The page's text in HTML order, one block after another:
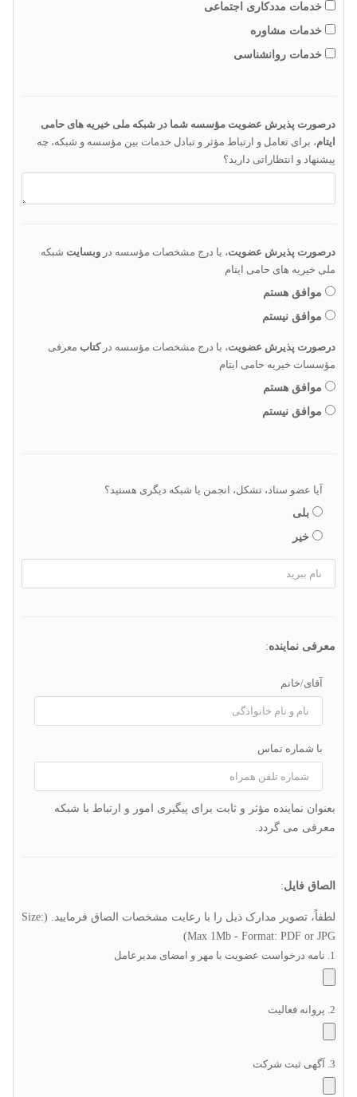
خدمات مددکاری اجتماعی
خدمات مشاوره
خدمات روانشناسی
درصورت پذیرش عضویت مؤسسه شما در شبکه ملی خیریه های حامی
ایتام، برای تعامل و ارتباط مؤثر و تبادل خدمات بین مؤسسه و شبکه، چه
پیشنهاد و انتظاراتی دارید؟
درصورت پذیرش عضویت، با درج مشخصات مؤسسه در وبسایت شبکه
ملی خیریه های حامی ایتام
موافق هستم
موافق نیستم
درصورت پذیرش عضویت، با درج مشخصات مؤسسه درکتاب معرفی
مؤسسات خیریه حامی ایتام
موافق هستم
موافق نیستم
آیا عضو ستاد، تشکل، انجمن یا شبکه دیگری هستید؟
بلی
خیر
معرفی نماینده:
آقای/خانم
با شماره تماس
بعنوان نماینده مؤثر و ثابت برای پیگیری امور و ارتباط با شبکه
معرفی می گردد.
الصاق فایل:
لطفاً، تصویر مدارک ذیل را با رعایت مشخصات الصاق فرمایید. (Size:
Max 1Mb - Format: PDF or JPG)
1. نامه درخواست عضویت با مهر و امضای مدیرعامل
2. پروانه فعالیت
3. آگهی ثبت شرکت